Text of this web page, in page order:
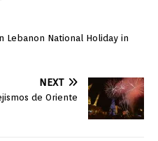
Lebanon National Holiday in
NEXT
de Oriente